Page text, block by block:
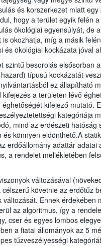
és korszerkezet miatt
hogy a terület egyik felén
ökológiai egyensúlyát, de
is okozhatja, míg a másik
és ökológiai kockázata jóval
szintű besorolás elsősorban
típusú kockázatát
ez állapítható
kifejezés a területen lévő
éghetőségét kifejező mutató.
kategóriája
mind az erdészeti hatóság
és könnyen eldönthető.A
erdőállomány adattár adatai
a rendelet mellékletében
változásával
követnie az erdőtűz
változását. Ennek érdekében
az algoritmus, így a
cser és egyes lombos
a fiatal állományok az 5
tűzveszélyességi